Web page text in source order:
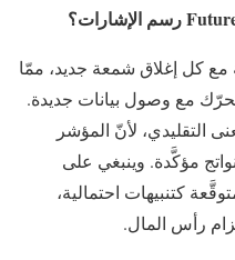
مع كل إغلاق شمعة جديد، ممّا
مع وصول بيانات جديدة.
التقليدي، لأنّ المؤشر
مؤكَّدة. وينبغي على
كتنبيهات احتمالية،
رأس المال.